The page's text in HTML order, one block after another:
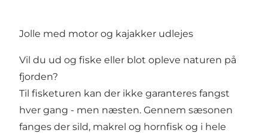
Jolle med motor og kajakker udlejes
Vil du ud og fiske eller blot opleve naturen på
fjorden?
Til fisketuren kan der ikke garanteres fangst
hver gang - men næsten. Gennem sæsonen
fanges der sild, makrel og hornfisk og i hele